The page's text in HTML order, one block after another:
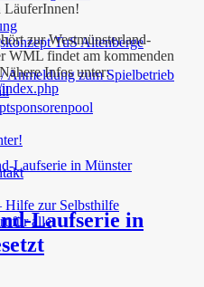
TuS Altenberge
Anmeldung zum Spielbetrieb
Hilfe zur Selbsthilfe
für alle
LäuferInnen!
zur Westmünsterland-
WML findet am kommenden
Infos unter:
Laufserie in